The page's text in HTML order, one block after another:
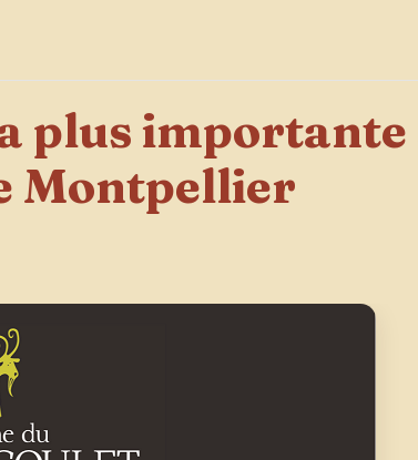
plus importante
Montpellier